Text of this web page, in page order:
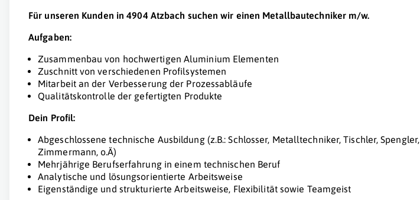
Für unseren Kunden in 4904 Atzbach suchen wir einen Metallbautechniker m/w.
Aufgaben:
Zusammenbau von hochwertigen Aluminium Elementen
Zuschnitt von verschiedenen Profilsystemen
Mitarbeit an der Verbesserung der Prozessabläufe
Qualitätskontrolle der gefertigten Produkte
Dein Profil:
Abgeschlossene technische Ausbildung (z.B.: Schlosser, Metalltechniker, Tischler, Spengler,
Zimmermann, o.Ä)
Mehrjährige Berufserfahrung in einem technischen Beruf
Analytische und lösungsorientierte Arbeitsweise
Eigenständige und strukturierte Arbeitsweise, Flexibilität sowie Teamgeist